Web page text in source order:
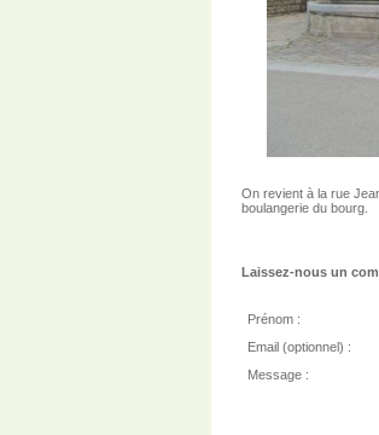
On revient à la rue
boulangerie du bourg.
Laissez-nous un
Prénom :
Email (optionnel) :
Message :